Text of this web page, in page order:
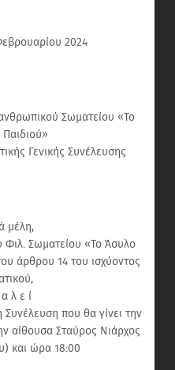
2024
Σωματείου «Το
Γενικής Συνέλευσης
μέλη,
Φιλ. Σωματείου «Το Άσυλο
άρθρου 14 του ισχύοντος
λ ε ί
Συνέλευση που θα γίνει την
αίθουσα Σταύρος Νιάρχος
και ώρα 18:00